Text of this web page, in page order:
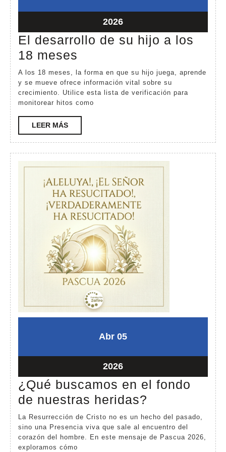
2026
2026abril
6,
El desarrollo de su hijo a los
18 meses
desarrollo
de
su
hijo
a
los
18
meses
A los 18 meses, la forma en que su hijo juega, aprende
y se mueve ofrece información vital sobre su
crecimiento. Utilice esta lista de verificación para
monitorear hitos como
LEER MÁSLEER
MÁS
Abrabril
2026
05abril
2026abril
5,
2026
¿Qué buscamos en el fondo
de nuestras heridas?
buscamos
en
La Resurrección de Cristo no es un hecho del pasado,
sino una Presencia viva que sale al encuentro del
corazón del hombre. En este mensaje de Pascua 2026,
exploramos cómo